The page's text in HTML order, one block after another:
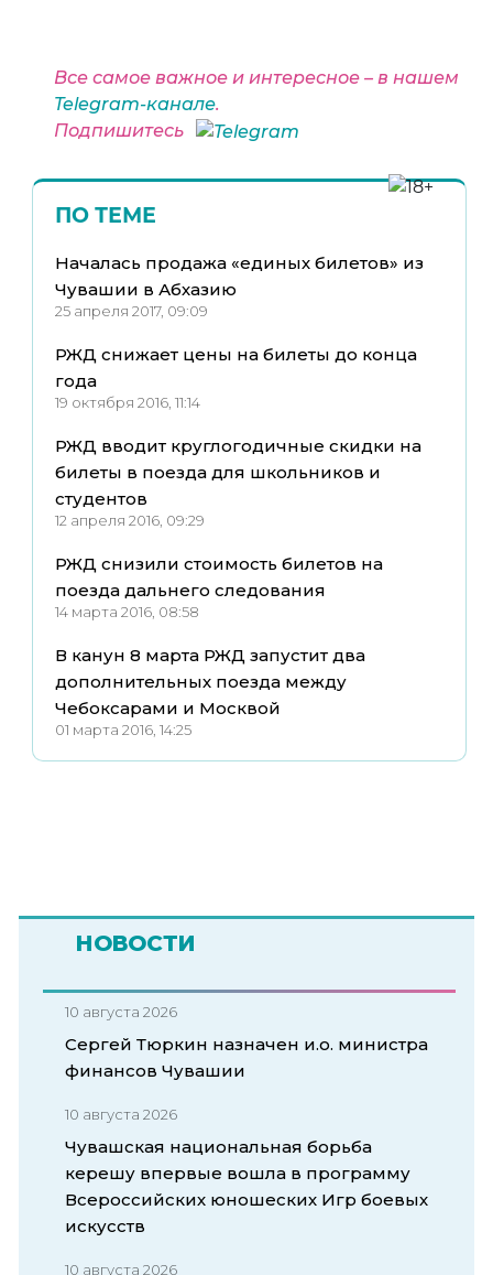
Все самое важное и интересное – в нашем
Telegram-канале.
Подпишитесь
ПО ТЕМЕ
Началась продажа «единых билетов» из
Чувашии в Абхазию
25 апреля 2017, 09:09
РЖД снижает цены на билеты до конца
года
19 октября 2016, 11:14
РЖД вводит круглогодичные скидки на
билеты в поезда для школьников и
студентов
12 апреля 2016, 09:29
РЖД снизили стоимость билетов на
поезда дальнего следования
14 марта 2016, 08:58
В канун 8 марта РЖД запустит два
дополнительных поезда между
Чебоксарами и Москвой
01 марта 2016, 14:25
НОВОСТИ
10 августа 2026
Сергей Тюркин назначен и.о. министра
финансов Чувашии
10 августа 2026
Чувашская национальная борьба
керешу впервые вошла в программу
Всероссийских юношеских Игр боевых
искусств
10 августа 2026